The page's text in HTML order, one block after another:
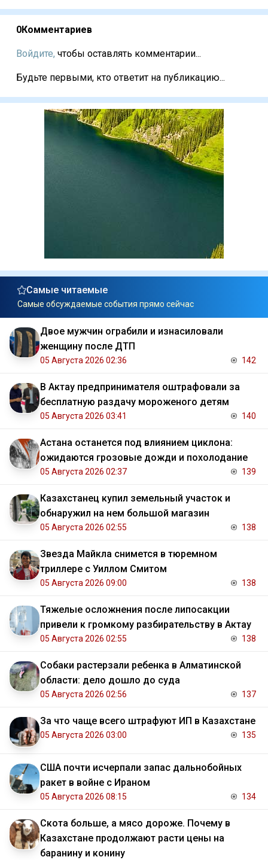
0Комментариев
Войдите, чтобы оставлять комментарии...
Будьте первыми, кто ответит на публикацию...
Самые читаемые
Самые обсуждаемые события прямо сейчас
Двое мужчин ограбили и изнасиловали
женщину после ДТП
05 Августа 2026 02:36 142
В Актау предпринимателя оштрафовали за
бесплатную раздачу мороженого детям
05 Августа 2026 03:41 140
Астана останется под влиянием циклона:
ожидаются грозовые дожди и похолодание
05 Августа 2026 02:37 139
Казахстанец купил земельный участок и
обнаружил на нем большой магазин
05 Августа 2026 02:55 138
Звезда Майкла снимется в тюремном
триллере с Уиллом Смитом
05 Августа 2026 09:00 138
Тяжелые осложнения после липосакции
привели к громкому разбирательству в Актау
05 Августа 2026 02:55 138
Собаки растерзали ребенка в Алматинской
области: дело дошло до суда
05 Августа 2026 02:56 137
За что чаще всего штрафуют ИП в Казахстане
05 Августа 2026 03:00 135
США почти исчерпали запас дальнобойных
ракет в войне с Ираном
05 Августа 2026 08:15 134
Скота больше, а мясо дороже. Почему в
Казахстане продолжают расти цены на
баранину и конину